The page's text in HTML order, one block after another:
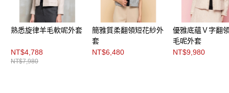
https://aftee.tw/terms/#terms3
３．未成年的使用者請事先徵得法定代理人或監護人之同意方可使用
「AFTEE先享後付」，若未經同意申辦者引起之損失，本公司不負相關責
任。
４．使用「AFTEE先享後付」時，將依據個別帳號之用戶狀況，依本公司即
時審查核予不同之上限額度；若仍有額度不足之情形，本公司將視審查結果
請求用戶進行身份認證。
熟悉旋律羊毛軟呢外套
NT$4,788
NT$7,980
簡雅質柔翻領短花紗外
套
NT$6,480
優雅底蘊Ｖ字翻
毛呢外套
NT$9,980